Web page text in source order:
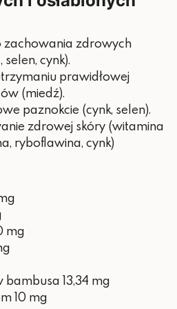
1 mg (100%
800 μg
55 μg (100%
RWS*)
50 μg (100%
zachowania zdrowych
cynk).
prawidłowej
(miedź).
paznokcie (cynk, selen).
zdrowej skóry (witamina
ryboflawina, cynk)
mg
bambusa 13,34 mg
10 mg